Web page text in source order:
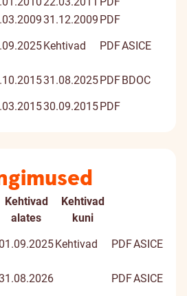
31.12.2009 PDF
Kehtivad PDFASICE
31.08.2025PDFBDOC
30.09.2015PDF
Kehtivad
alates
Kehtivad
kuni
01.09.2025Kehtivad PDFASICE
PDFASICE